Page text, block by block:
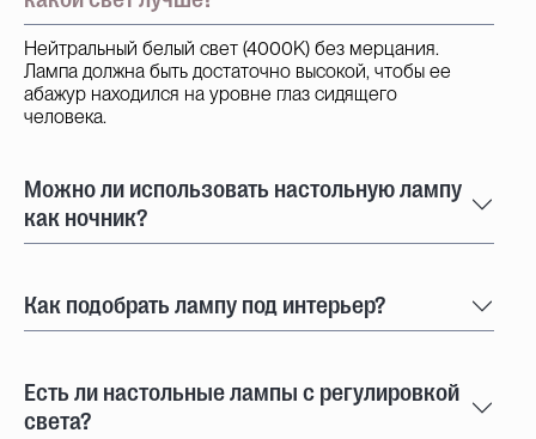
Нейтральный белый свет (4000K) без мерцания.
Лампа должна быть достаточно высокой, чтобы ее
абажур находился на уровне глаз сидящего
человека.
Можно ли использовать настольную лампу
как ночник?
Как подобрать лампу под интерьер?
Есть ли настольные лампы с регулировкой
света?